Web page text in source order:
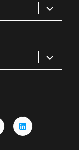
ouvrir
le
sous-
ouvrir
le
sous-